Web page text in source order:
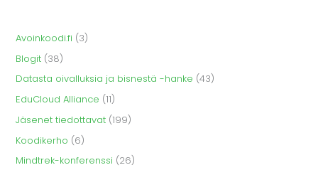
Avoinkoodi.fi (3)
Blogit (38)
Datasta oivalluksia ja bisnestä -hanke (43)
EduCloud Alliance (11)
Jäsenet tiedottavat (199)
Koodikerho (6)
Mindtrek-konferenssi (26)